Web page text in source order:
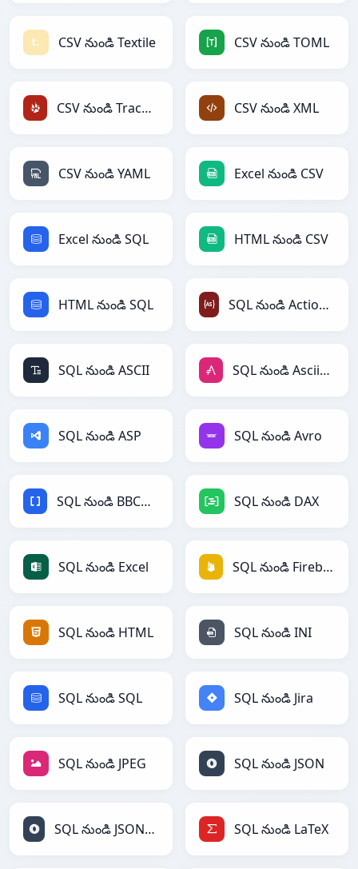
CSV నుండి Textile CSV నుండి TOML
CSV నుండి TracWiki CSV నుండి XML
CSV నుండి YAML Excel నుండి CSV
Excel నుండి SQL HTML నుండి CSV
HTML నుండి SQL SQL నుండి ActionScript
SQL నుండి ASCII SQL నుండి AsciiDoc
SQL నుండి ASP SQL నుండి Avro
SQL నుండి BBCode SQL నుండి DAX
SQL నుండి Excel SQL నుండి Firebase
SQL నుండి HTML SQL నుండి INI
SQL నుండి SQL SQL నుండి Jira
SQL నుండి JPEG SQL నుండి JSON
SQL నుండి JSONLines SQL నుండి LaTeX